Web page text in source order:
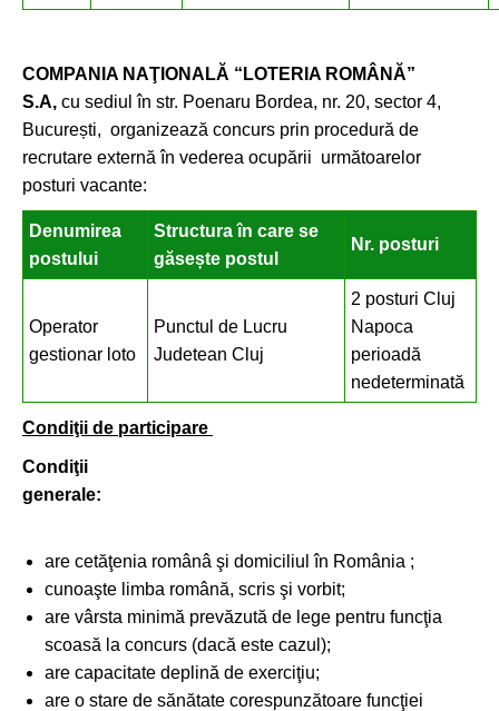
COMPANIA NAŢIONALĂ “LOTERIA ROMÂNĂ”
S.A, cu sediul în str. Poenaru Bordea, nr. 20, sector 4,
București, organizează concurs prin procedură de
recrutare externă în vederea ocupării următoarelor
posturi vacante:
Denumirea
postului
Structura în care se
găsește postul
Nr. posturi
Operator
gestionar loto
Punctul de Lucru
Judetean Cluj
2 posturi Cluj
Napoca
perioadă
nedeterminată
Condiţii de participare
Condiţii
generale:
are cetăţenia românâ şi domiciliul în România ;
cunoaşte limba română, scris şi vorbit;
are vârsta minimă prevăzută de lege pentru funcţia
scoasă la concurs (dacă este cazul);
are capacitate deplină de exerciţiu;
are o stare de sănătate corespunzătoare funcţiei